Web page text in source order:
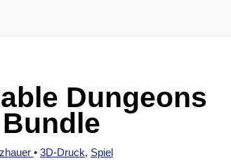
Dungeons
• 3D-Druck, Spiel